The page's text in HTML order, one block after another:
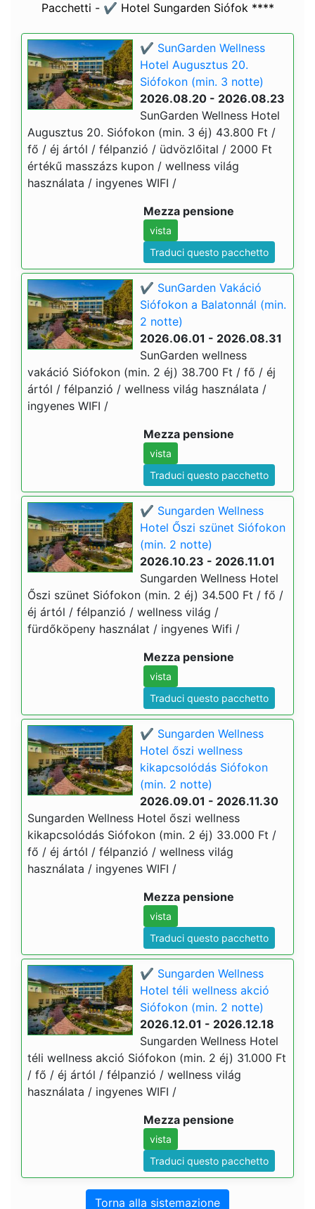
Pacchetti - ✔️ Hotel Sungarden Siófok ****
✔️ SunGarden Wellness
Hotel Augusztus 20.
Siófokon (min. 3 notte)
2026.08.20 - 2026.08.23
SunGarden Wellness Hotel
Augusztus 20. Siófokon (min. 3 éj) 43.800 Ft /
fő / éj ártól / félpanzió / üdvözlőital / 2000 Ft
értékű masszázs kupon / wellness világ
használata / ingyenes WIFI /
Mezza pensione
vista
Traduci questo pacchetto
✔️ SunGarden Vakáció
Siófokon a Balatonnál (min.
2 notte)
2026.06.01 - 2026.08.31
SunGarden wellness
vakáció Siófokon (min. 2 éj) 38.700 Ft / fő / éj
ártól / félpanzió / wellness világ használata /
ingyenes WIFI /
Mezza pensione
vista
Traduci questo pacchetto
✔️ Sungarden Wellness
Hotel Őszi szünet Siófokon
(min. 2 notte)
2026.10.23 - 2026.11.01
Sungarden Wellness Hotel
Őszi szünet Siófokon (min. 2 éj) 34.500 Ft / fő /
éj ártól / félpanzió / wellness világ /
fürdőköpeny használat / ingyenes Wifi /
Mezza pensione
vista
Traduci questo pacchetto
✔️ Sungarden Wellness
Hotel őszi wellness
kikapcsolódás Siófokon
(min. 2 notte)
2026.09.01 - 2026.11.30
Sungarden Wellness Hotel őszi wellness
kikapcsolódás Siófokon (min. 2 éj) 33.000 Ft /
fő / éj ártól / félpanzió / wellness világ
használata / ingyenes WIFI /
Mezza pensione
vista
Traduci questo pacchetto
✔️ Sungarden Wellness
Hotel téli wellness akció
Siófokon (min. 2 notte)
2026.12.01 - 2026.12.18
Sungarden Wellness Hotel
téli wellness akció Siófokon (min. 2 éj) 31.000 Ft
/ fő / éj ártól / félpanzió / wellness világ
használata / ingyenes WIFI /
Mezza pensione
vista
Traduci questo pacchetto
Torna alla sistemazione